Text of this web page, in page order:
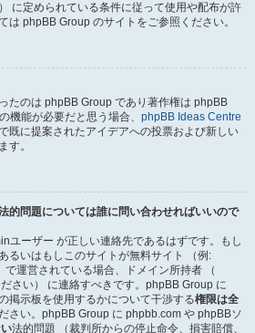
に定められている条件に従って使用や配布が許
は phpBB Group のサイトをご参照ください。
たのは phpBB Group であり著作権は phpBB
機能が必要だと思う場合、 phpBB Ideas Centre
既に提案されたアイデアへの投票および新しい
す。
的問題については誰に問い合わせればいいので
ユーザー が正しい連絡先であるはずです。もし
るいはもしこのサイトが無料サイト （例:
で運営されている場合、ドメイン所持者 （
さい） に連絡すべきです。phpBB Group に
掲示板を使用するかについて干渉する権限は全
さい。phpBB Group に phpbb.com や phpBBソ
法的問題 （裁判所からの停止命令、損害賠償、